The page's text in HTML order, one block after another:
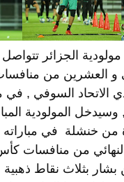
الجزائر تتواصل
و العشرين من
, وسيدخل المولودية
من خنشلة في مباراته
بشار بثلاث نقاط